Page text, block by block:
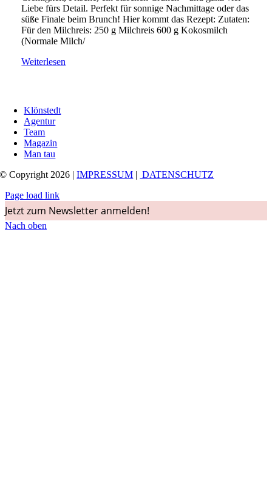
Liebe fürs Detail. Perfekt für sonnige Nachmittage oder das
süße Finale beim Brunch! Hier kommt das Rezept: Zutaten:
Für den Milchreis: 250 g Milchreis 600 g Kokosmilch
(Normale Milch/
Weiterlesen
Klönstedt
Agentur
Team
Magazin
Man tau
© Copyright 2026 |IMPRESSUM | DATENSCHUTZ
Page load link
Jetzt zum Newsletter anmelden!
Nach oben